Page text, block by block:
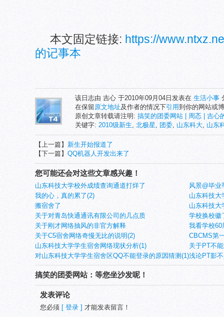
本文固定链接: https://
的记事本
该日志由 吉心 于2010年09月04日发表在 生活小事
在保留原文地址及作者的情况下引用到你的网站或
原创文章转载请注明: 搞笑的团委网站 | 周忞 | 吉心
关键字: 2010级新生, 北极星, 团委, 山东科大, 山东
【上一篇】 新生开始报道了
【下一篇】 QQ机器人开发出来了
您可能还会对这些文章感兴趣！
山东科技大学校外成绩查询通道打烊了
风景@毕业
我的心，真的累了(2)
山东科技大
搬宿舍了
山东科技大
关于对青岛快通通讯有限公司的几点质
学校换校徽
关于刚才网络抽风的非官方解释
我看学校60
关于C5宿舍网络奇慢无比的说明(2)
CBCMS第
山东科技大学学生宿舍网络现状分析(1)
关于PT不
对山东科技大学学生宿舍区QQ不能登录的原因猜测(1)浅论PT影
搞笑的团委网站：等您坐沙发呢！
发表评论
您必须 [ 登录 ] 才能发表留言！